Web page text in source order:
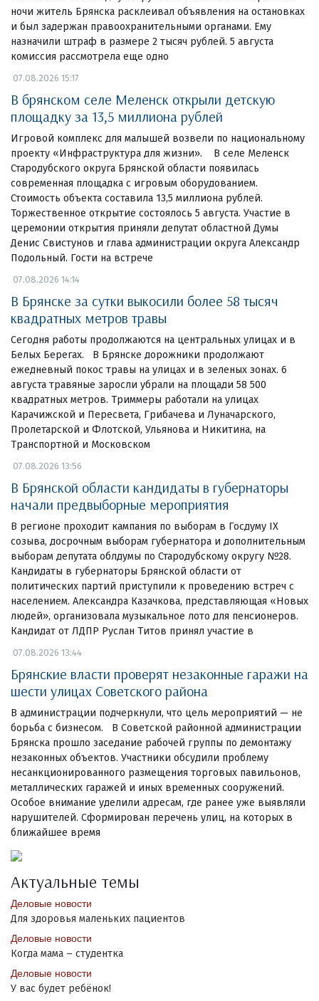
ночи житель Брянска расклеивал объявления на остановках
и был задержан правоохранительными органами. Ему
назначили штраф в размере 2 тысяч рублей. 5 августа
комиссия рассмотрела еще одно
07.08.2026 15:17
В брянском селе Меленск открыли детскую
площадку за 13,5 миллиона рублей
Игровой комплекс для малышей возвели по национальному
проекту «Инфраструктура для жизни». В селе Меленск
Стародубского округа Брянской области появилась
современная площадка с игровым оборудованием.
Стоимость объекта составила 13,5 миллиона рублей.
Торжественное открытие состоялось 5 августа. Участие в
церемонии открытия приняли депутат областной Думы
Денис Свистунов и глава администрации округа Александр
Подольный. Гости на встрече
07.08.2026 14:14
В Брянске за сутки выкосили более 58 тысяч
квадратных метров травы
Сегодня работы продолжаются на центральных улицах и в
Белых Берегах. В Брянске дорожники продолжают
ежедневный покос травы на улицах и в зеленых зонах. 6
августа травяные заросли убрали на площади 58 500
квадратных метров. Триммеры работали на улицах
Карачижской и Пересвета, Грибачева и Луначарского,
Пролетарской и Флотской, Ульянова и Никитина, на
Транспортной и Московском
07.08.2026 13:56
В Брянской области кандидаты в губернаторы
начали предвыборные мероприятия
В регионе проходит кампания по выборам в Госдуму IX
созыва, досрочным выборам губернатора и дополнительным
выборам депутата облдумы по Стародубскому округу №28.
Кандидаты в губернаторы Брянской области от
политических партий приступили к проведению встреч с
населением. Александра Казачкова, представляющая «Новых
людей», организовала музыкальное лото для пенсионеров.
Кандидат от ЛДПР Руслан Титов принял участие в
07.08.2026 13:44
Брянские власти проверят незаконные гаражи на
шести улицах Советского района
В администрации подчеркнули, что цель мероприятий — не
борьба с бизнесом. В Советской районной администрации
Брянска прошло заседание рабочей группы по демонтажу
незаконных объектов. Участники обсудили проблему
несанкционированного размещения торговых павильонов,
металлических гаражей и иных временных сооружений.
Особое внимание уделили адресам, где ранее уже выявляли
нарушителей. Сформирован перечень улиц, на которых в
ближайшее время
Актуальные темы
Деловые новости
Для здоровья маленьких пациентов
Деловые новости
Когда мама – студентка
Деловые новости
У вас будет ребёнок!